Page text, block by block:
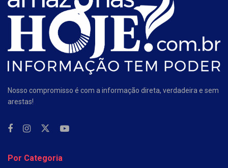
Nosso compromisso é com a informação direta, verdadeira e sem
arestas!
Por Categoria